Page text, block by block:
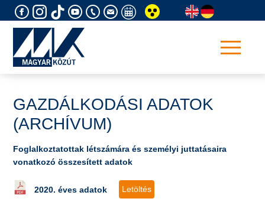
to
GAZDÁLKODÁSI ADATOK
(ARCHÍVUM)
Foglalkoztatottak létszámára és személyi juttatásaira
vonatkozó összesített adatok
2020. éves adatok Letöltés